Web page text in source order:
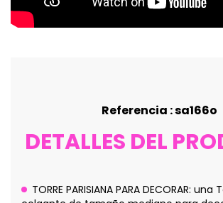
Referencia : sa166o
DETALLES DEL
TORRE PARISIANA PARA DECORAR: una